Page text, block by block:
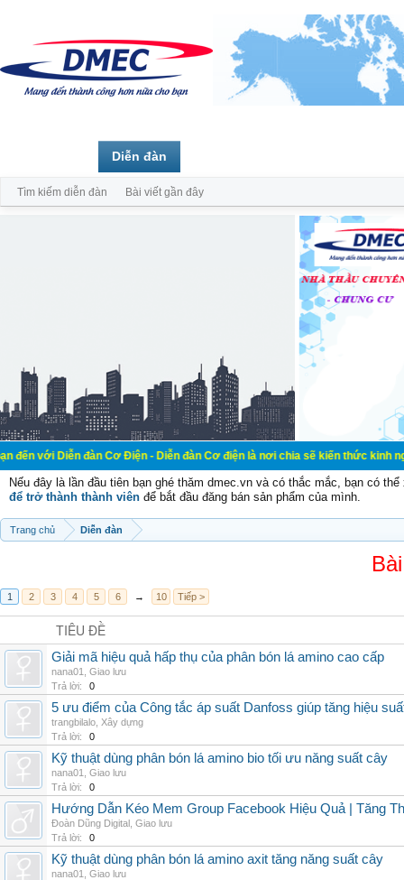
đàn Cơ Điện - Diễn đàn Cơ điện là nơi chia sẽ kiến thức kinh nghiệm
Nếu đây là lần đầu tiên bạn ghé thăm dmec.vn và có thắc mắc, bạn có
để trở thành thành viên để bắt đầu đăng bán sản phẩm của mình.
Trang chủ Diễn đàn
1 2 3 4 5 6 → 10 Tiếp >
TIÊU ĐỀ
Giải mã hiệu quả hấp thụ của phân bón lá amino cao cấp
nana01
Giao lưu
Trả lời:
0
5 ưu điểm của Công tắc áp suất Danfoss giúp tăng hiệu
trangbilalo Xây dựng
Trả lời:
0
Kỹ thuật dùng phân bón lá amino bio tối ưu năng suất cây
nana01
Giao lưu
Trả lời:
0
Hướng Dẫn Kéo Mem Group Facebook Hiệu Quả | Tăng
Đoàn Dũng Digital Giao lưu
Trả lời:
0
Kỹ thuật dùng phân bón lá amino axit tăng năng suất cây
nana01
Giao lưu
Diễn đàn
Tìm kiếm diễn đàn Bài viết gần đây